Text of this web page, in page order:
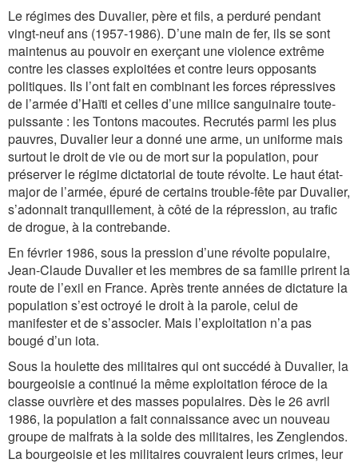
Le régimes des Duvalier, père et fils, a perduré pendant
vingt-neuf ans (1957-1986). D’une main de fer, ils se sont
maintenus au pouvoir en exerçant une violence extrême
contre les classes exploitées et contre leurs opposants
politiques. Ils l’ont fait en combinant les forces répressives
de l’armée d’Haïti et celles d’une milice sanguinaire toute-
puissante : les Tontons macoutes. Recrutés parmi les plus
pauvres, Duvalier leur a donné une arme, un uniforme mais
surtout le droit de vie ou de mort sur la population, pour
préserver le régime dictatorial de toute révolte. Le haut état-
major de l’armée, épuré de certains trouble-fête par Duvalier,
s’adonnait tranquillement, à côté de la répression, au trafic
de drogue, à la contrebande.
En février 1986, sous la pression d’une révolte populaire,
Jean-Claude Duvalier et les membres de sa famille prirent la
route de l’exil en France. Après trente années de dictature la
population s’est octroyé le droit à la parole, celui de
manifester et de s’associer. Mais l’exploitation n’a pas
bougé d’un iota.
Sous la houlette des militaires qui ont succédé à Duvalier, la
bourgeoisie a continué la même exploitation féroce de la
classe ouvrière et des masses populaires. Dès le 26 avril
1986, la population a fait connaissance avec un nouveau
groupe de malfrats à la solde des militaires, les Zenglendos.
La bourgeoisie et les militaires couvraient leurs crimes, leur